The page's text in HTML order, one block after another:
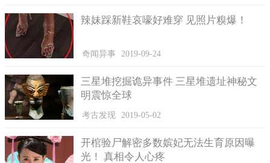
辣妹踩新鞋哀嚎好难穿 见照片糗爆！
奇闻异事 2019-09-24
三星堆挖掘诡异事件 三星堆遗址神秘文
明震惊全球
考古发现 2019-05-02
开棺验尸解密多数嫔妃无法生育原因曝
光！ 真相令人心疼